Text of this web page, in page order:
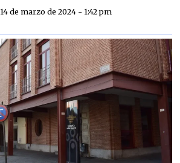
14 de marzo de 2024 - 1:42 pm